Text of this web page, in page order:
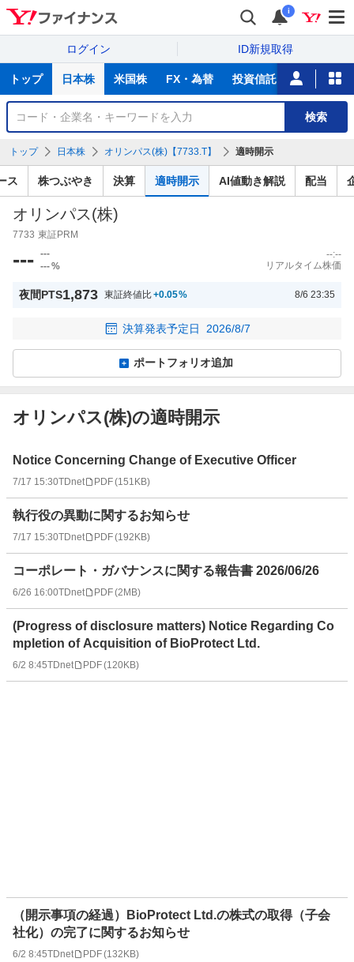
i
ログイン ID新規取得
サ
トップ 日本株 米国株 FX・為替 投資信託 ニュース
銘
検
索
検索
トップ 日本株 オリンパス(株)【7733.T】 適時開示
ス 株つぶやき 決算 適時開示 AI値動き解説 配当
オリンパス(株)
7733 東証PRM
--- ---
---%
--:--
リアルタイム株価
夜間PTS1,873 東証終値比+0.05% 8/6 23:35
決算発表予定日 2026/8/7
ポートフォリオ追加
オリンパス(株)の適時開示
示
一
Notice Concerning Change of Executive Officer
7/17 15:30TDnet PDF(151KB)
執行役の異動に関するお知らせ
7/17 15:30TDnet PDF(192KB)
コーポレート・ガバナンスに関する報告書 2026/06/26
6/26 16:00TDnet PDF(2MB)
(Progress of disclosure matters) Notice Regarding Co
mpletion of Acquisition of BioProtect Ltd.
6/2 8:45TDnet PDF(120KB)
（開示事項の経過）BioProtect Ltd.の株式の取得（子会
社化）の完了に関するお知らせ
6/2 8:45TDnet PDF(132KB)